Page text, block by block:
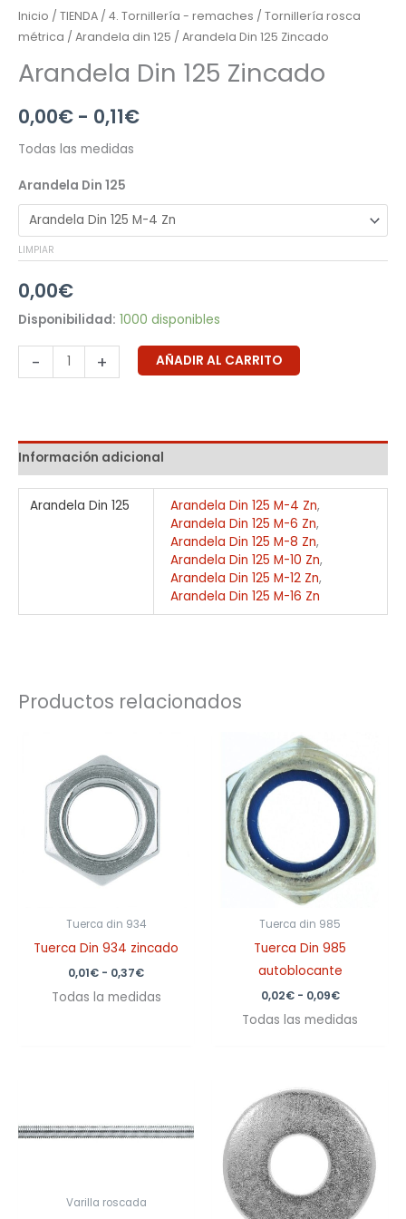
Inicio / TIENDA / 4. Tornillería - remaches / Tornillería rosca
métrica / Arandela din 125 / Arandela Din 125 Zincado
Arandela Din 125 Zincado
0,00€ - 0,11€
Todas las medidas
Arandela Din 125
LIMPIAR
0,00€
Disponibilidad: 1000 disponibles
- + AÑADIR AL CARRITO
Información adicional
Arandela Din 125 Arandela Din 125 M-4 Zn,
Arandela Din 125 M-6 Zn,
Arandela Din 125 M-8 Zn,
Arandela Din 125 M-10 Zn,
Arandela Din 125 M-12 Zn,
Arandela Din 125 M-16 Zn
Productos relacionados
Tuerca din 934
Tuerca Din 934 zincado
0,01€ - 0,37€
desde
0,01€
hasta
0,37€
Todas la medidas
Tuerca din 985
Tuerca Din 985
autoblocante
0,02€ - 0,09€
de
precios:
desde
0,02€
hasta
0,09€
Todas las medidas
Varilla roscada
desde
0,62€
de
precios:
desde
0,01€
hasta
0,52€